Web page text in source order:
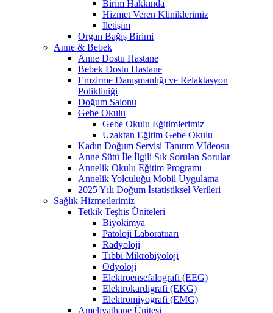
Birim Hakkında
Hizmet Veren Kliniklerimiz
İletişim
Organ Bağış Birimi
Anne & Bebek
Anne Dostu Hastane
Bebek Dostu Hastane
Emzirme Danışmanlığı ve Relaktasyon
Polikliniği
Doğum Salonu
Gebe Okulu
Gebe Okulu Eğitimlerimiz
Uzaktan Eğitim Gebe Okulu
Kadın Doğum Servisi Tanıtım Vİdeosu
Anne Sütü İle İlgili Sık Sorulan Sorular
Annelik Okulu Eğitim Programı
Annelik Yolculuğu Mobil Uygulama
2025 Yılı Doğum İstatistiksel Verileri
Sağlık Hizmetlerimiz
Tetkik Teşhis Üniteleri
Biyokimya
Patoloji Laboratuarı
Radyoloji
Tıbbi Mikrobiyoloji
Odyoloji
Elektroensefalografi (EEG)
Elektrokardigrafi (EKG)
Elektromiyografi (EMG)
Ameliyathane Ünitesi